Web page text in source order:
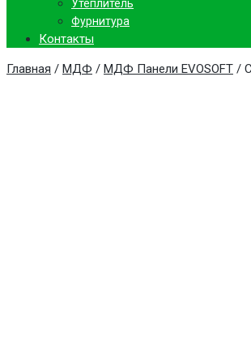
Утеплитель
Фурнитура
Контакты
Главная / МДФ / МДФ Панели EVOSOFT /